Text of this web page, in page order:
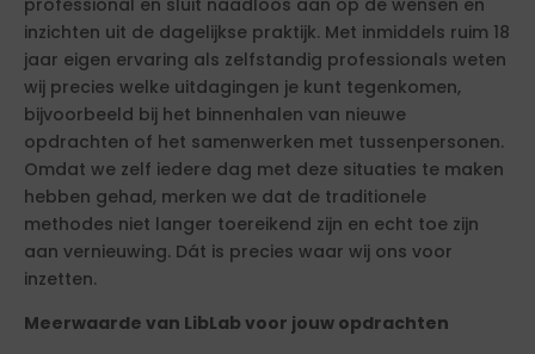
professional en sluit naadloos aan op de wensen en
inzichten uit de dagelijkse praktijk. Met inmiddels ruim 18
jaar eigen ervaring als zelfstandig professionals weten
wij precies welke uitdagingen je kunt tegenkomen,
bijvoorbeeld bij het binnenhalen van nieuwe
opdrachten of het samenwerken met tussenpersonen.
Omdat we zelf iedere dag met deze situaties te maken
hebben gehad, merken we dat de traditionele
methodes niet langer toereikend zijn en echt toe zijn
aan vernieuwing. Dát is precies waar wij ons voor
inzetten.
Meerwaarde van LibLab voor jouw opdrachten